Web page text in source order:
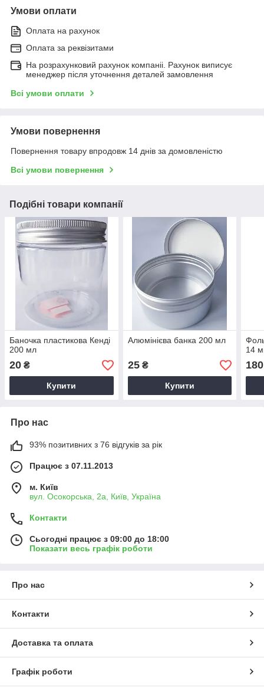
Умови оплати
Оплата на рахунок
Оплата за реквізитами
На розрахунковий рахунок компаніі. Рахунок виписує
менеджер після уточнення деталей замовлення
Всі умови оплати
Умови повернення
Повернення товару впродовж 14 днів за домовленістю
Всі умови повернення
Подібні товари компанії
Баночка пластикова Кенді
200 мл
20 ₴
Купити
Алюмінієва банка 200 мл
25₴
Купити
14
180
Про нас
93% позитивних з 76 відгуків за рік
Працює з 07.11.2013
м. Київ
вул. Осокорська, 2а, Київ, Україна
Контакти
Сьогодні працює з 09:00 до 18:00
Показати весь графік роботи
Про нас
Контакти
Доставка та оплата
Графік роботи